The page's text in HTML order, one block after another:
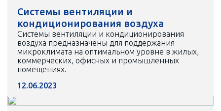
Системы вентиляции и
кондиционирования воздуха
Системы вентиляции и кондиционирования
воздуха предназначены для поддержания
микроклимата на оптимальном уровне в жилых,
коммерческих, офисных и промышленных
помещениях.
12.06.2023